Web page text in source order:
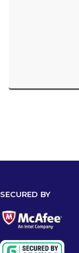
SECURED BY